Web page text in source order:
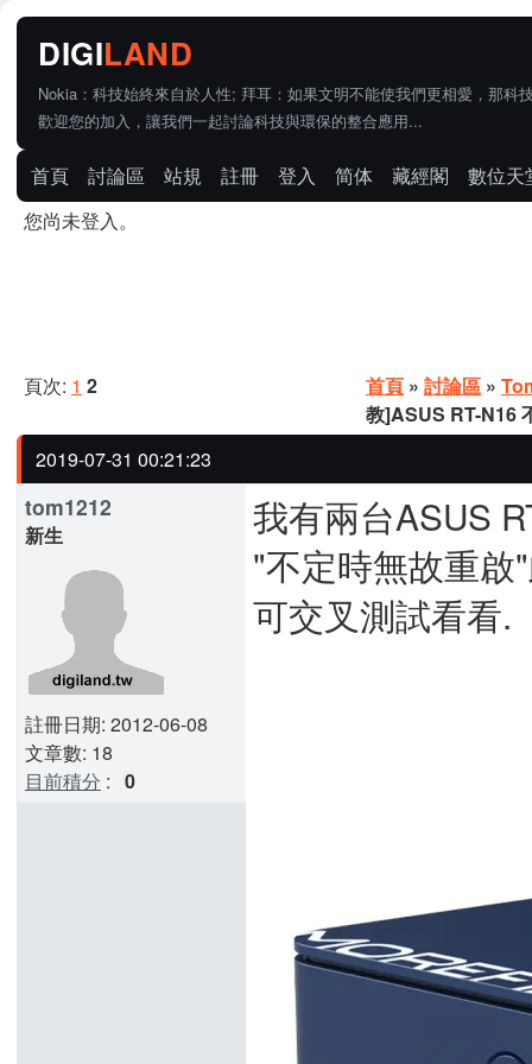
Nokia：科技始終來自於人性; 拜耳：如果文明不能使我們更相愛，那科
歡迎您的加入，讓我們一起討論科技與環保的整合應用...
首頁 討論區 站規 註冊 登入 简体 藏經閣
數位天
您尚未登入。
頁次: 1 2 首頁 » 討論區 »
教]ASUS RT-N16
2019-07-31 00:21:23
tom1212
新生
註冊日期: 2012-06-08
文章數: 18
目前積分 : 0
我有兩台ASUS
"不定時無故重啟
可交叉測試看看.